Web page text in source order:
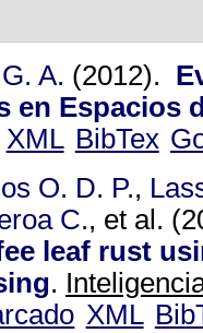
A. (2012).
en Espacios
XML BibTex
O. D. P.,
C., et al.
leaf rust
.
XML